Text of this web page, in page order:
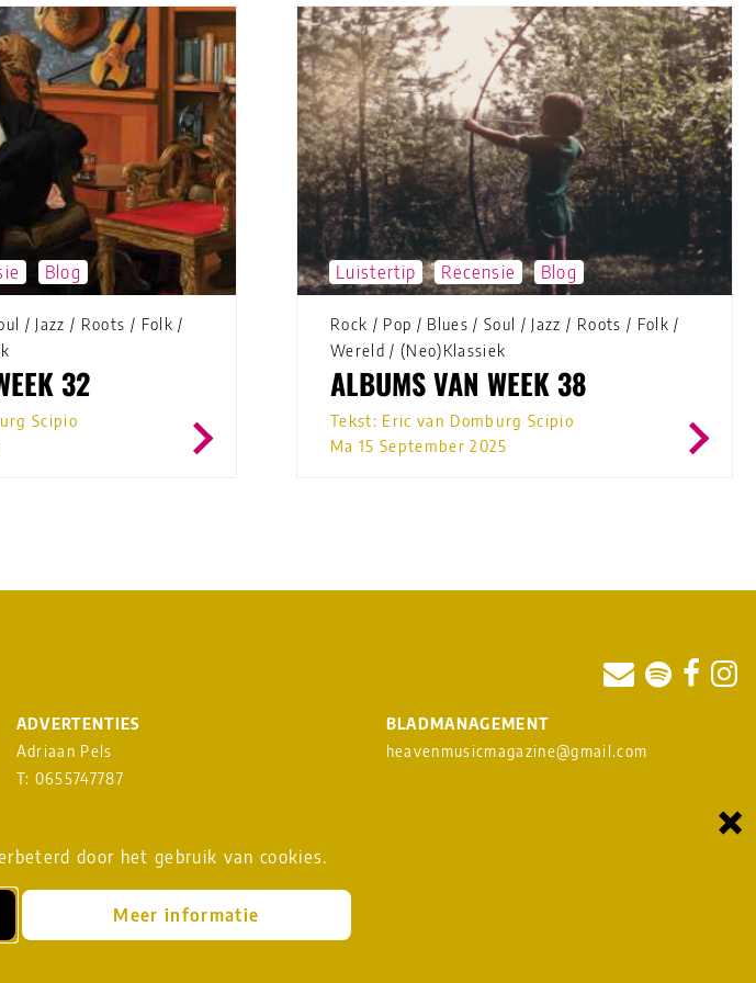
door het gebruik van cookies.
Meer informatie
×
Blog
/ Jazz / Roots / Folk /
32
Scipio
Luistertip Recensie Blog
Rock / Pop / Blues / Soul / Jazz / Roots / Folk /
Wereld / (Neo)Klassiek
ALBUMS VAN WEEK 38
Tekst: Eric van Domburg Scipio
Ma 15 September 2025
ADVERTENTIES
Adriaan Pels
T: 0655747787
DownloadMEDIAKAART
BLADMANAGEMENT
heavenmusicmagazine@gmail.com